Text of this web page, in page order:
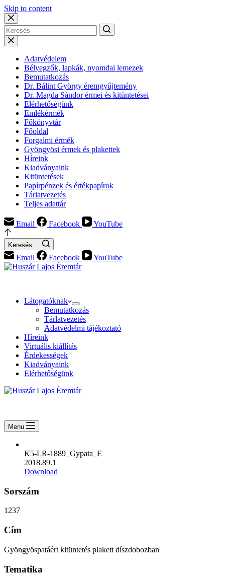
Skip to content
Adatvédelem
Bélyegzők, lapkák, nyomdai lemezek
Bemutatkozás
Dr. Bálint György éremgyűjtemény
Dr. Magda Sándor érmei és kitüntetései
Elérhetőségünk
Emlékérmék
Főkönyvtár
Főoldal
Forgalmi érmék
Gyöngyösi érmek és plakettek
Híreink
Kiadványaink
Kitüntetések
Papírpénzek és értékpapírok
Tárlatvezetés
Teljes adattár
Email Facebook YouTube
Keresés ...
Email Facebook YouTube
Látogatóknak
Bemutatkozás
Tárlatvezetés
Adatvédelmi tájékoztató
Híreink
Virtuális kiállítás
Érdekességek
Kiadványaink
Elérhetőségünk
Menu
K5-LR-1889_Gypata_E
2018.89.1
Download
Sorszám
1237
Cím
Gyöngyöspatáért kitüntetés plakett díszdobozban
Tematika